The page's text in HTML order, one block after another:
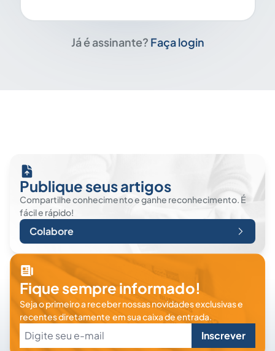
Já é assinante? Faça login
Publique seus artigos
Compartilhe conhecimento e ganhe reconhecimento. É
fácil e rápido!
Colabore
Fique sempre informado!
Seja o primeiro a receber nossas novidades exclusivas e
recentes diretamente em sua caixa de entrada.
Inscrever